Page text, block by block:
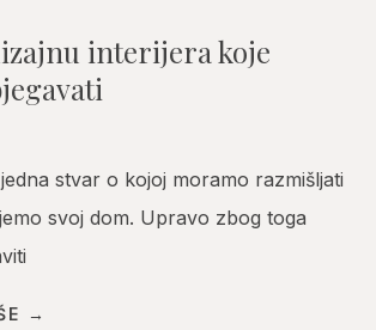
interijera koje
stvar o kojoj moramo razmišljati
svoj dom. Upravo zbog toga
→